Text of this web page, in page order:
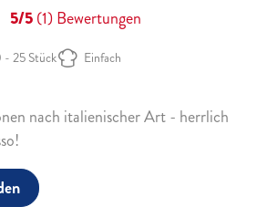
5/5(1)Bewertungen
- 25 Stück Einfach
nach italienischer Art - herrlich